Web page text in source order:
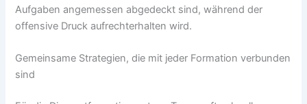
Aufgaben angemessen abgedeckt sind, während der
offensive Druck aufrechterhalten wird.
Gemeinsame Strategien, die mit jeder Formation verbunden
sind